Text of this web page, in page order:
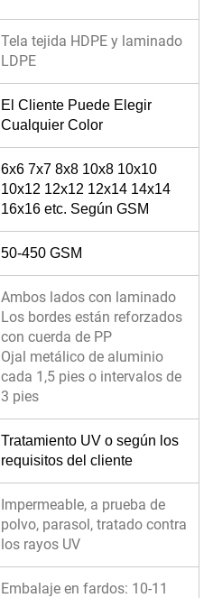
Tela tejida HDPE y laminado
LDPE
El Cliente Puede Elegir
Cualquier Color
6x6 7x7 8x8 10x8 10x10
10x12 12x12 12x14 14x14
16x16 etc. Según GSM
50-450 GSM
Ambos lados con laminado
Los bordes están reforzados
con cuerda de PP
Ojal metálico de aluminio
cada 1,5 pies o intervalos de
3 pies
Tratamiento UV o según los
requisitos del cliente
Impermeable, a prueba de
polvo, parasol, tratado contra
los rayos UV
Embalaje en fardos: 10-11